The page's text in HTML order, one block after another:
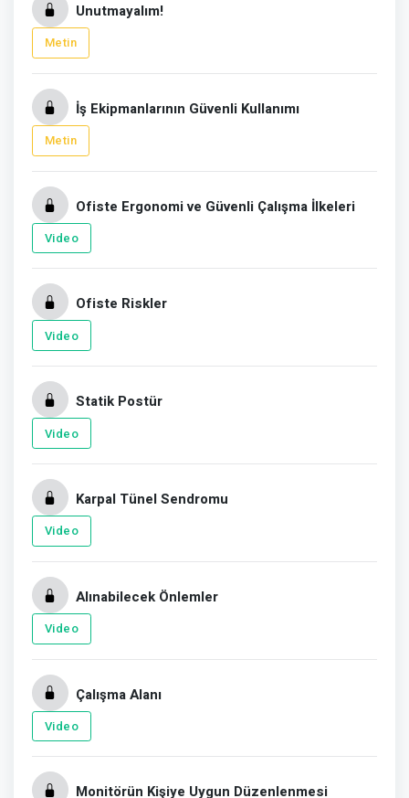
Unutmayalım!
Metin
İş Ekipmanlarının Güvenli Kullanımı
Metin
Ofiste Ergonomi ve Güvenli Çalışma İlkeleri
Video
Ofiste Riskler
Video
Statik Postür
Video
Karpal Tünel Sendromu
Video
Alınabilecek Önlemler
Video
Çalışma Alanı
Video
Monitörün Kişiye Uygun Düzenlenmesi